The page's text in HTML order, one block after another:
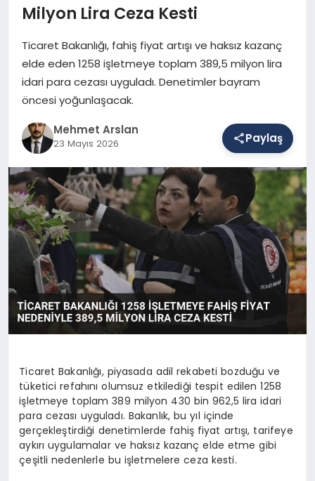
SAĞLIK
EĞITIM
DÜNYA
YAŞAM
Milyon Lira Ceza Kesti
Ticaret Bakanlığı, fahiş fiyat artışı ve haksız kazanç
elde eden 1258 işletmeye toplam 389,5 milyon lira
idari para cezası uyguladı. Denetimler bayram
öncesi yoğunlaşacak.
Mehmet Arslan
23 Mayıs 2026 Paylaş
Ticaret Bakanlığı, piyasada adil rekabeti bozduğu ve
tüketici refahını olumsuz etkilediği tespit edilen 1258
işletmeye toplam 389 milyon 430 bin 962,5 lira idari
para cezası uyguladı. Bakanlık, bu yıl içinde
gerçekleştirdiği denetimlerde fahiş fiyat artışı, tarifeye
aykırı uygulamalar ve haksız kazanç elde etme gibi
çeşitli nedenlerle bu işletmelere ceza kesti.